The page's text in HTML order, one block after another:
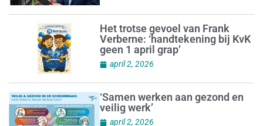
Het trotse gevoel van Frank
Verberne: ‘handtekening bij KvK
geen 1 april grap’
april 2, 2026
‘Samen werken aan gezond en
veilig werk’
april 2, 2026